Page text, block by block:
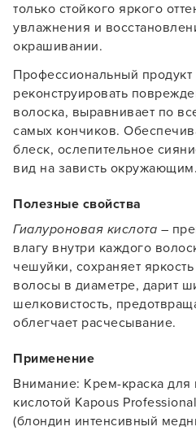
только стойкого яркого
увлажнения и
окрашивании.
Профессиональный продукт
реконструировать
волоска, выравнивает по
самых кончиков.
блеск, ослепительное
вид на зависть окружающим.
Полезные свойства
Гиалуроновая кислота –
влагу внутри каждого
чешуйки, сохраняет
волосы в диаметре, дарит
шелковистость,
облегчает расчесывание.
Применение
Внимание: Крем-краска для
кислотой Kapous
(блондин интенсивный
В новом приложении
намного быстрее!